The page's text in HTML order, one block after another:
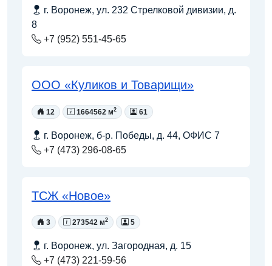
г. Воронеж, ул. 232 Стрелковой дивизии, д.
8
+7 (952) 551-45-65
ООО «Куликов и Товарищи»
12 1664562 м2 61
г. Воронеж, б-р. Победы, д. 44, ОФИС 7
+7 (473) 296-08-65
ТСЖ «Новое»
3 273542 м2 5
г. Воронеж, ул. Загородная, д. 15
+7 (473) 221-59-56